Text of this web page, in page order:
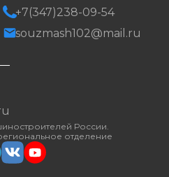
+7(347)238-09-54
souzmash102@mail.ru
России.
отделение